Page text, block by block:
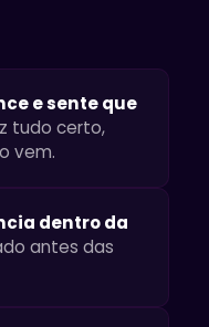
e sente que
tudo certo,
vem.
dentro da
antes das